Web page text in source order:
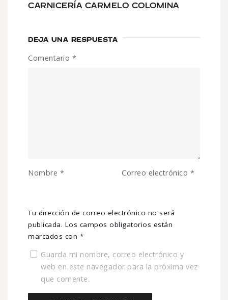
CARNICERÍA CARMELO COLOMINA
DEJA UNA RESPUESTA
Tu dirección de correo electrónico no será
publicada. Los campos obligatorios están
marcados con *
Comentario *
Nombre * Correo electrónico *
Guarda mi nombre, correo electrónico y
web en este navegador para la próxima vez
que comente.